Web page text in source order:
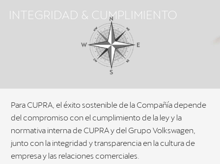
LOS
COCHES
INTEGRIDAD & CUMPLIMIENTO
Para CUPRA, el éxito sostenible de la Compañía depende
del compromiso con el cumplimiento de la ley y la
normativa interna de CUPRA y del Grupo Volkswagen,
junto con la integridad y transparencia en la cultura de
empresa y las relaciones comerciales.